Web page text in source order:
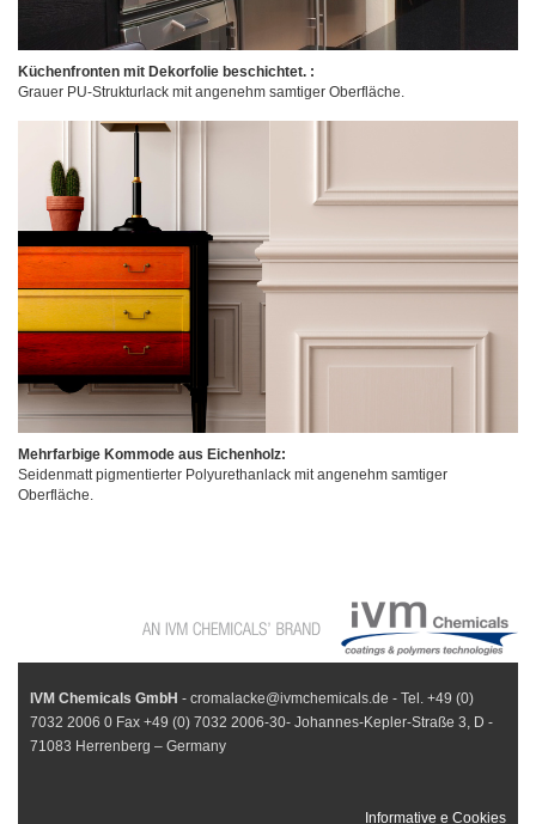
Küchenfronten mit Dekorfolie beschichtet. :
Grauer PU-Strukturlack mit angenehm samtiger Oberfläche.
Mehrfarbige Kommode aus Eichenholz:
Seidenmatt pigmentierter Polyurethanlack mit angenehm samtiger
Oberfläche.
IVM Chemicals GmbH - cromalacke@ivmchemicals.de - Tel. +49 (0)
7032 2006 0 Fax +49 (0) 7032 2006-30- Johannes-Kepler-Straße 3, D -
71083 Herrenberg – Germany
Informative e Cookies